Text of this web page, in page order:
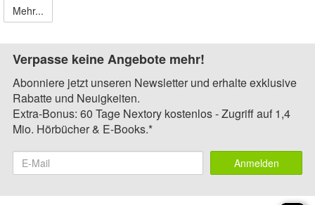
Mehr...
Verpasse keine Angebote mehr!
Abonniere jetzt unseren Newsletter und erhalte exklusive
Rabatte und Neuigkeiten.
Extra-Bonus: 60 Tage Nextory kostenlos - Zugriff auf 1,4
Mio. Hörbücher & E-Books.*
Anmelden